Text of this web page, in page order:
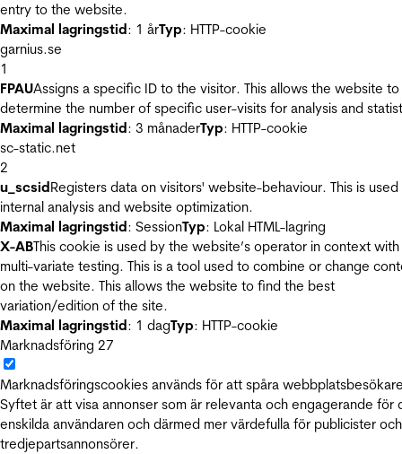
entry to the website.
Maximal lagringstid: 1 årTyp: HTTP-cookie
garnius.se
1
FPAUAssigns a specific ID to the visitor. This allows the website to
determine the number of specific user-visits for analysis and
Maximal lagringstid: 3 månaderTyp: HTTP-cookie
sc-static.net
2
u_scsidRegisters data on visitors' website-behaviour. This is
internal analysis and website optimization.
Maximal lagringstid: SessionTyp: Lokal HTML-lagring
X-ABThis cookie is used by the website’s operator in context with
multi-variate testing. This is a tool used to combine or change
on the website. This allows the website to find the best
variation/edition of the site.
Maximal lagringstid: 1 dagTyp: HTTP-cookie
Marknadsföring 27
Marknadsföringscookies används för att spåra
Syftet är att visa annonser som är relevanta och engagerande för
enskilda användaren och därmed mer värdefulla för publicister och
tredjepartsannonsörer.